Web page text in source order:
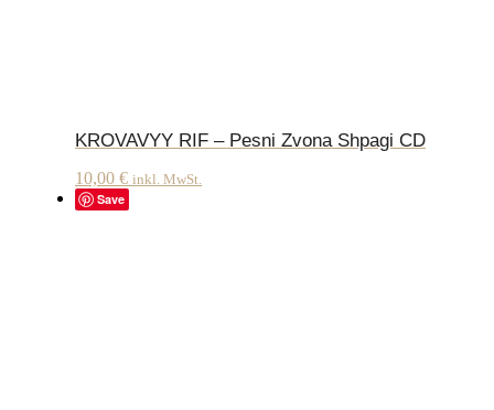
KROVAVYY RIF – Pesni Zvona Shpagi CD
10,00 € inkl. MwSt.
Save